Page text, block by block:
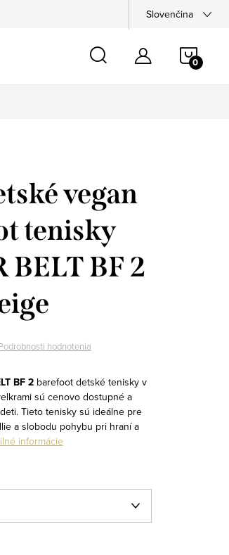
Slovenčina
vegan
tenisky
BELT BF 2
hodnotenia
BF 2barefoot detské tenisky v
sú cenovo dostupné a
Tieto tenisky sú ideálne pre
a slobodu pohybu pri hraní a
informácie